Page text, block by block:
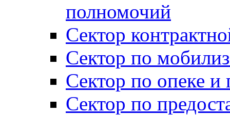
полномочий
Сектор
Сектор по
Сектор по опеке и
Сектор по